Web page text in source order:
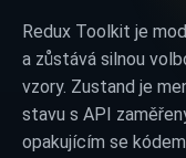
Redux Toolkit je
a zůstává silnou
vzory. Zustand je
stavu s API
opakujícím se